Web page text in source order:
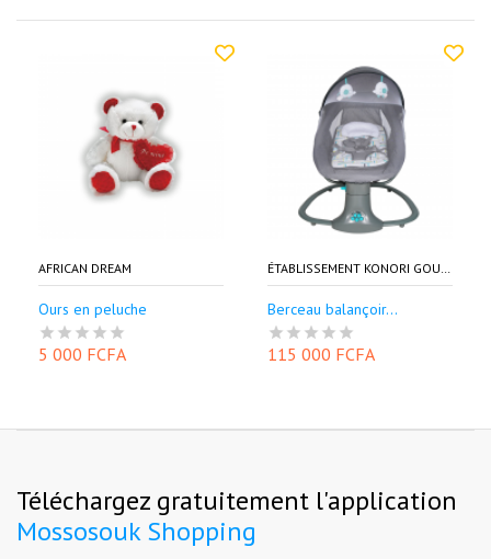
AFRICAN DREAM
Ours en peluche
5 000 FCFA
ÉTABLISSEMENT KONORI GOURIA EKG
Berceau balançoir...
115 000 FCFA
Téléchargez gratuitement l'application
Mossosouk Shopping